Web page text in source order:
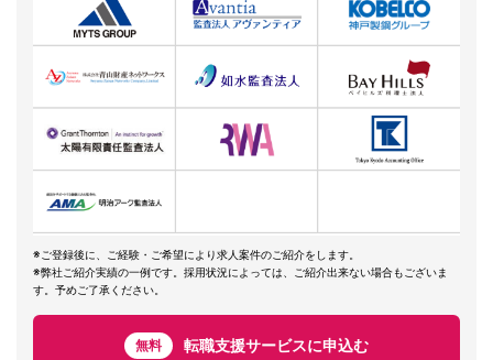
※ご登録後に、ご経験・ご希望により求人案件のご紹介をします。
※弊社ご紹介実績の一例です。採用状況によっては、ご紹介出来ない場合もございま
す。予めご了承ください。
無料 転職支援サービスに申込む